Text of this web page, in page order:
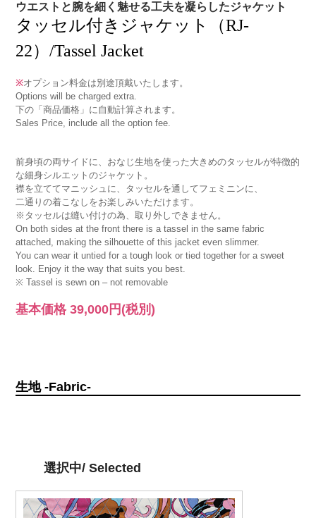
ウエストと腕を細く魅せる工夫を凝らしたジャケット
タッセル付きジャケット（RJ-
22）/Tassel Jacket
※オプション料金は別途頂戴いたします。
Options will be charged extra.
下の「商品価格」に自動計算されます。
Sales Price, include all the option fee.
前身頃の両サイドに、おなじ生地を使った大きめのタッセルが特徴的
な細身シルエットのジャケット。
襟を立ててマニッシュに、タッセルを通してフェミニンに、
二通りの着こなしをお楽しみいただけます。
※タッセルは縫い付けの為、取り外しできません。
On both sides at the front there is a tassel in the same fabric
attached, making the silhouette of this jacket even slimmer.
You can wear it untied for a tough look or tied together for a sweet
look. Enjoy it the way that suits you best.
※ Tassel is sewn on – not removable
基本価格39,000円 (税別)
生地 -Fabric-
選択中/ Selected